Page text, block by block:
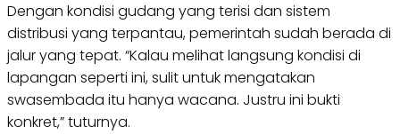
Dengan kondisi gudang yang terisi dan sistem
distribusi yang terpantau, pemerintah sudah berada di
jalur yang tepat. “Kalau melihat langsung kondisi di
lapangan seperti ini, sulit untuk mengatakan
swasembada itu hanya wacana. Justru ini bukti
konkret,” tuturnya.